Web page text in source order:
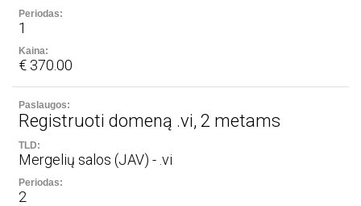
1
€ 370.00
Registruoti domeną .vi, 2 metams
Mergelių salos (JAV) - .vi
2